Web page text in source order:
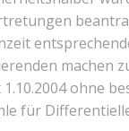
machen
ohne
für